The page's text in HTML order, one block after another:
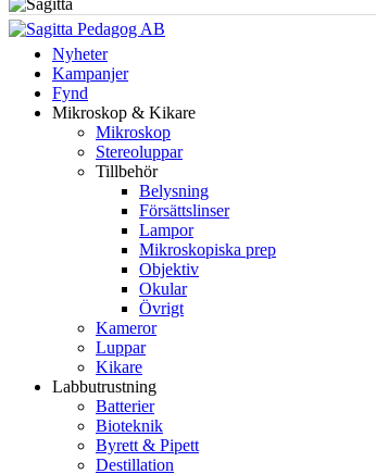
Nyheter
Kampanjer
Fynd
Mikroskop & Kikare
Mikroskop
Stereoluppar
Tillbehör
Belysning
Försättslinser
Lampor
Mikroskopiska prep
Objektiv
Okular
Övrigt
Kameror
Luppar
Kikare
Labbutrustning
Batterier
Bioteknik
Byrett & Pipett
Destillation